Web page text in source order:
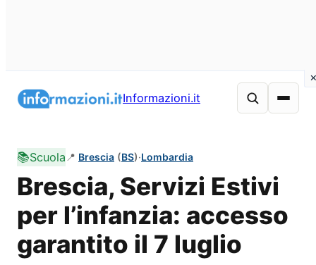
Informazioni.it
📚Scuola 📍 Brescia (BS)·Lombardia
Brescia, Servizi Estivi
per l’infanzia: accesso
garantito il 7 luglio